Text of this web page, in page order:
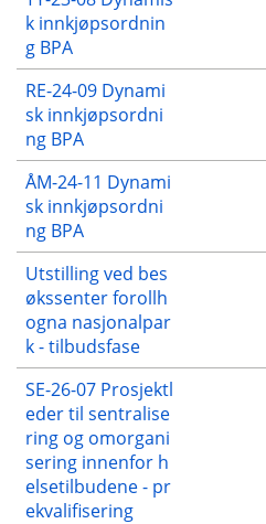
k innkjøpsordnin
g BPA
RE-24-09 Dynami
sk innkjøpsordni
ng BPA
ÅM-24-11 Dynami
sk innkjøpsordni
ng BPA
Utstilling ved bes
økssenter forollh
ogna nasjonalpar
k - tilbudsfase
SE-26-07 Prosjektl
eder til sentralise
ring og omorgani
sering innenfor h
elsetilbudene - pr
ekvalifisering